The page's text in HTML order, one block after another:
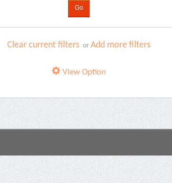
Clear current filters orAdd more filters
View Option